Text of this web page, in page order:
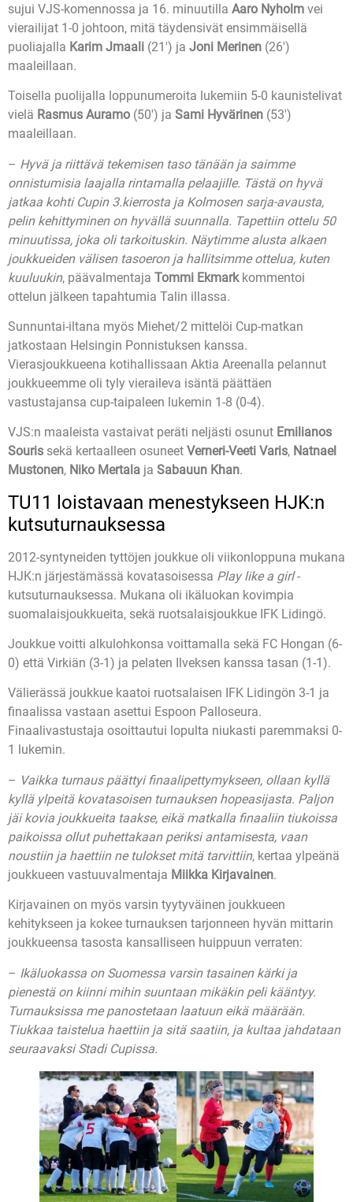
sujui VJS-komennossa ja 16. minuutilla Aaro Nyholm vei
vierailijat 1-0 johtoon, mitä täydensivät ensimmäisellä
puoliajalla Karim Jmaali (21′) ja Joni Merinen (26′)
maaleillaan.
Toisella puolijalla loppunumeroita lukemiin 5-0 kaunistelivat
vielä Rasmus Auramo (50′) ja Sami Hyvärinen (53′)
maaleillaan.
– Hyvä ja riittävä tekemisen taso tänään ja saimme
onnistumisia laajalla rintamalla pelaajille. Tästä on hyvä
jatkaa kohti Cupin 3.kierrosta ja Kolmosen sarja-avausta,
pelin kehittyminen on hyvällä suunnalla. Tapettiin ottelu 50
minuutissa, joka oli tarkoituskin. Näytimme alusta alkaen
joukkueiden välisen tasoeron ja hallitsimme ottelua, kuten
kuuluukin, päävalmentaja Tommi Ekmark kommentoi
ottelun jälkeen tapahtumia Talin illassa.
Sunnuntai-iltana myös Miehet/2 mittelöi Cup-matkan
jatkostaan Helsingin Ponnistuksen kanssa.
Vierasjoukkueena kotihallissaan Aktia Areenalla pelannut
joukkueemme oli tyly vieraileva isäntä päättäen
vastustajansa cup-taipaleen lukemin 1-8 (0-4).
VJS:n maaleista vastaivat peräti neljästi osunut Emilianos
Souris sekä kertaalleen osuneet Verneri-Veeti Varis, Natnael
Mustonen, Niko Mertala ja Sabauun Khan.
TU11 loistavaan menestykseen HJK:n
kutsuturnauksessa
2012-syntyneiden tyttöjen joukkue oli viikonloppuna mukana
HJK:n järjestämässä kovatasoisessa Play like a girl-
kutsuturnauksessa. Mukana oli ikäluokan kovimpia
suomalaisjoukkueita, sekä ruotsalaisjoukkue IFK Lidingö.
Joukkue voitti alkulohkonsa voittamalla sekä FC Hongan (6-
0) että Virkiän (3-1) ja pelaten Ilveksen kanssa tasan (1-1).
Välierässä joukkue kaatoi ruotsalaisen IFK Lidingön 3-1 ja
finaalissa vastaan asettui Espoon Palloseura.
Finaalivastustaja osoittautui lopulta niukasti paremmaksi 0-
1 lukemin.
– Vaikka turnaus päättyi finaalipettymykseen, ollaan kyllä
kyllä ylpeitä kovatasoisen turnauksen hopeasijasta. Paljon
jäi kovia joukkueita taakse, eikä matkalla finaaliin tiukoissa
paikoissa ollut puhettakaan periksi antamisesta, vaan
noustiin ja haettiin ne tulokset mitä tarvittiin, kertaa ylpeänä
joukkueen vastuuvalmentaja Miikka Kirjavainen.
Kirjavainen on myös varsin tyytyväinen joukkueen
kehitykseen ja kokee turnauksen tarjonneen hyvän mittarin
joukkueensa tasosta kansalliseen huippuun verraten:
– Ikäluokassa on Suomessa varsin tasainen kärki ja
pienestä on kiinni mihin suuntaan mikäkin peli kääntyy.
Turnauksissa me panostetaan laatuun eikä määrään.
Tiukkaa taistelua haettiin ja sitä saatiin, ja kultaa jahdataan
seuraavaksi Stadi Cupissa.